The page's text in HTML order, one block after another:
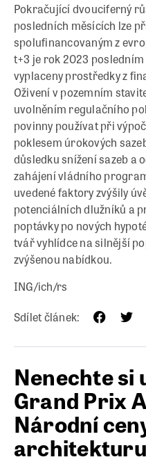
Pokračující dvouciferný
posledních měsících lze
spolufinancovaným z
t+3 je rok 2023
vyplaceny prostředky z
Oživení v pozemním
uvolněním regulačního
povinny používat při
poklesem úrokových
důsledku snížení sazeb a
zahájení vládního
uvedené faktory zvýšily
potenciálních dlužníků a
poptávky po nových
tvář vyhlídce na silnější
zvýšenou nabídkou.
ING/ich/rs
Sdílet článek:
Nenechte si
Grand Prix
Národní
architekturu